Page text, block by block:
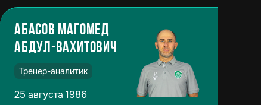
Абасов Магомед
Абдул-Вахитович
Тренер-аналитик
25 августа 1986